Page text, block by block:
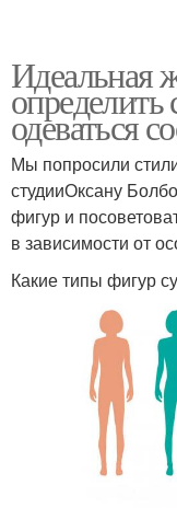
Идеальная
одеваться
Мы попросили
студииОксану
фигур и
в зависимости от
Какие типы фигур